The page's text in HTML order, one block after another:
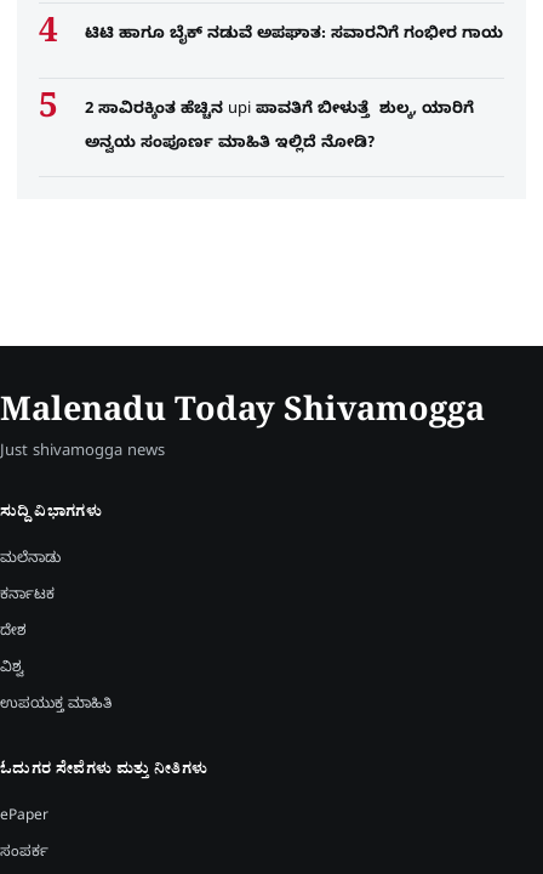
ಟಿಟಿ ಹಾಗೂ ಬೈಕ್ ನಡುವೆ ಅಪಘಾತ: ಸವಾರನಿಗೆ ಗಂಭೀರ ಗಾಯ
2 ಸಾವಿರಕ್ಕಿಂತ ಹೆಚ್ಚಿನ upi ಪಾವತಿಗೆ ಬೀಳುತ್ತೆ ಶುಲ್ಕ, ಯಾರಿಗೆ
ಅನ್ವಯ ಸಂಪೂರ್ಣ ಮಾಹಿತಿ ಇಲ್ಲಿದೆ ನೋಡಿ?
Malenadu Today Shivamogga
Just shivamogga news
ಸುದ್ದಿ ವಿಭಾಗಗಳು
ಮಲೆನಾಡು
ಕರ್ನಾಟಕ
ದೇಶ
ವಿಶ್ವ
ಉಪಯುಕ್ತ ಮಾಹಿತಿ
ಓದುಗರ ಸೇವೆಗಳು ಮತ್ತು ನೀತಿಗಳು
ePaper
ಸಂಪರ್ಕ